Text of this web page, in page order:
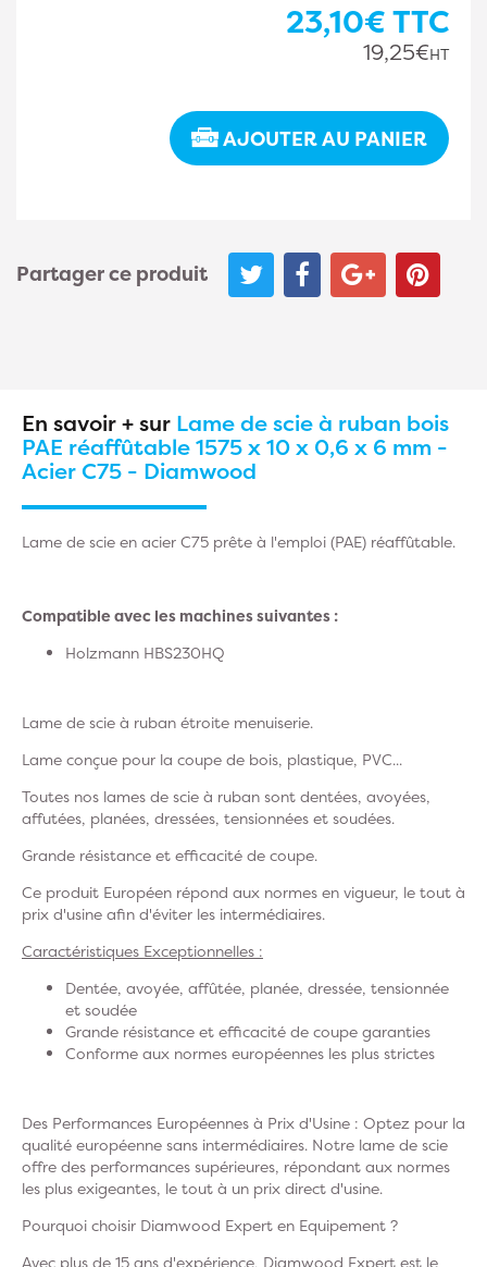
23,10€TTC
19,25€HT
AJOUTER AU PANIER
Partager ce produit
En savoir + sur Lame de scie à ruban bois
PAE réaffûtable 1575 x 10 x 0,6 x 6 mm -
Acier C75 - Diamwood
Lame de scie en acier C75 prête à l'emploi (PAE) réaffûtable.
Compatible avec les machines suivantes :
Holzmann HBS230HQ
Lame de scie à ruban étroite menuiserie.
Lame conçue pour la coupe de bois, plastique, PVC...
Toutes nos lames de scie à ruban sont dentées, avoyées,
affutées, planées, dressées, tensionnées et soudées.
Grande résistance et efficacité de coupe.
Ce produit Européen répond aux normes en vigueur, le tout à
prix d'usine afin d'éviter les intermédiaires.
Caractéristiques Exceptionnelles :
Dentée, avoyée, affûtée, planée, dressée, tensionnée
et soudée
Grande résistance et efficacité de coupe garanties
Conforme aux normes européennes les plus strictes
Des Performances Européennes à Prix d'Usine : Optez pour la
qualité européenne sans intermédiaires. Notre lame de scie
offre des performances supérieures, répondant aux normes
les plus exigeantes, le tout à un prix direct d'usine.
Pourquoi choisir Diamwood Expert en Equipement ?
Avec plus de 15 ans d'expérience, Diamwood Expert est le